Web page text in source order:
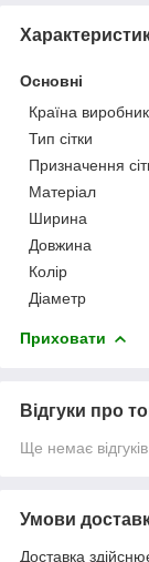
Основні
Країна виробник
Тип сітки
Призначення
Матеріал
Ширина
Довжина
Колір
Діаметр
Приховати
Відгуки про
Ще немає
Умови
Доставка